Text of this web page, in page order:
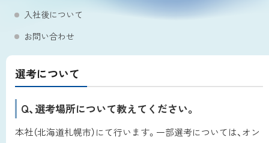
入社後について
お問い合わせ
選考について
Q、選考場所について教えてください。
本社（北海道札幌市）にて行います。一部選考については、オン